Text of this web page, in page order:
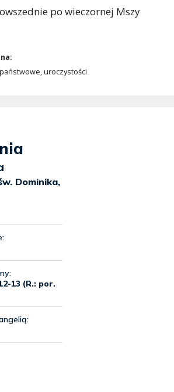
po wieczornej Mszy
uroczystości